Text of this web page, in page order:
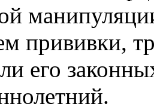
прививки,
его